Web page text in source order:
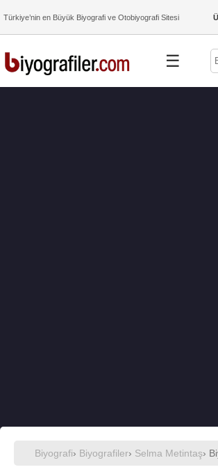
Türkiye’nin en Büyük Biyografi ve Otobiyografi Sitesi
☰
Biyografi› Biyografiler› Selma Metintaş›